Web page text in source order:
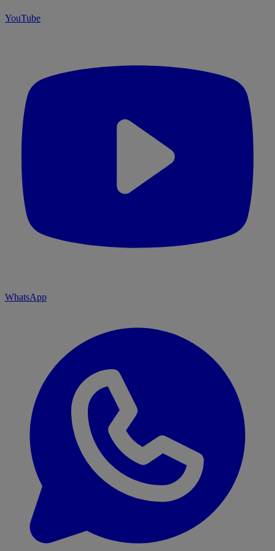
YouTube
WhatsApp